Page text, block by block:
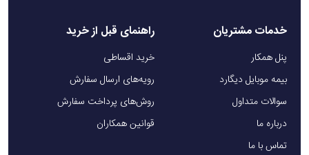
خدمات مشتریان
پنل همکار
بیمه موبایل دیگارد
سوالات متداول
درباره ما
تماس با ما
راهنمای قبل از خرید
خرید اقساطی
رویه‌های ارسال سفارش
روش‌های پرداخت سفارش
قوانین همکاران